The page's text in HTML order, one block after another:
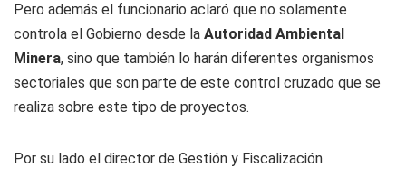
Pero además el funcionario aclaró que no solamente
controla el Gobierno desde la Autoridad Ambiental
Minera, sino que también lo harán diferentes organismos
sectoriales que son parte de este control cruzado que se
realiza sobre este tipo de proyectos.
Por su lado el director de Gestión y Fiscalización